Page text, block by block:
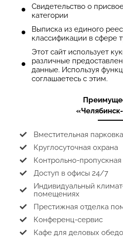
Свидетельство о
категории
Выписка из единого
классификации в сфере
Этот сайт использует
различные
данные. Используя
соглашаетесь с этим.
Вместительная парковка
Круглосуточная охрана
Контрольно-
Доступ в офисы 24/7
Индивидуальный
помещениях
Престижная отделка
Конференц-сервис
Кафе для деловых